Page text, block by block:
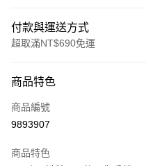
付款與運送方式
超取滿NT$690免運
信用卡一次付款
超商取貨付款
商品特色
商品編號
9893907
商品特色